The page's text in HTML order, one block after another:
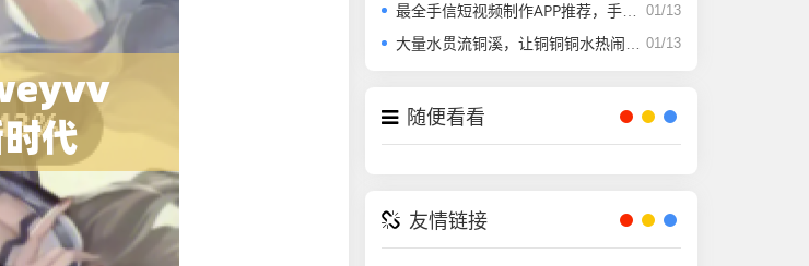
01/13
最全手信短视频制作APP推荐，手机版下载来自各类特色平台！
01/13
大量水贯流铜溪，让铜铜铜水热闹了起来
随便看看
友情链接